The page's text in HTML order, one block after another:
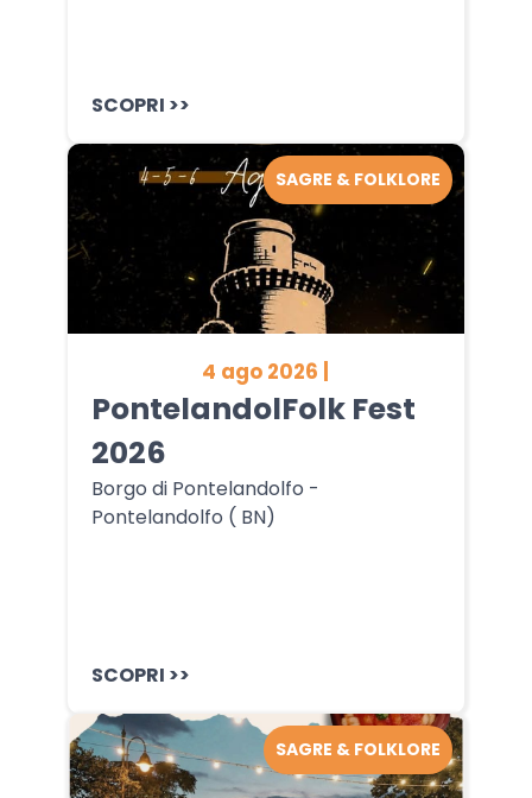
SCOPRI >>
4 ago 2026 |
PontelandolFolk Fest
2026
Borgo di Pontelandolfo -
Pontelandolfo ( BN)
SCOPRI >>
SAGRE & FOLKLORE
SAGRE & FOLKLORE